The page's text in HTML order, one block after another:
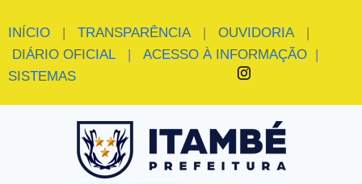
INÍCIO | TRANSPARÊNCIA| OUVIDORIA|
DIÁRIO OFICIAL | ACESSO À INFORMAÇÃO |
SISTEMAS